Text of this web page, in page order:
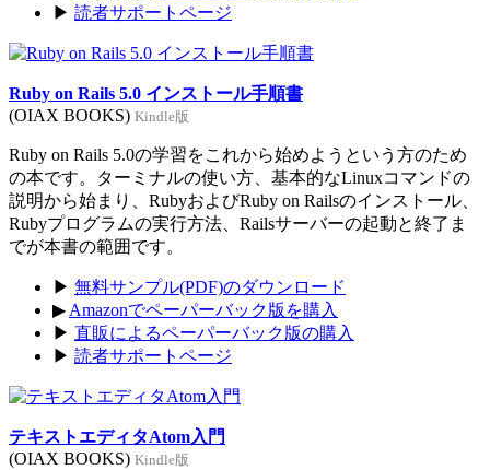
▶ 読者サポートページ
Ruby on Rails 5.0 インストール手順書
(OIAX BOOKS) Kindle版
Ruby on Rails 5.0の学習をこれから始めようという方のため
の本です。ターミナルの使い方、基本的なLinuxコマンドの
説明から始まり、RubyおよびRuby on Railsのインストール、
Rubyプログラムの実行方法、Railsサーバーの起動と終了ま
でが本書の範囲です。
▶ 無料サンプル(PDF)のダウンロード
▶ Amazonでペーパーバック版を購入
▶ 直販によるペーパーバック版の購入
▶ 読者サポートページ
テキストエディタAtom入門
(OIAX BOOKS) Kindle版